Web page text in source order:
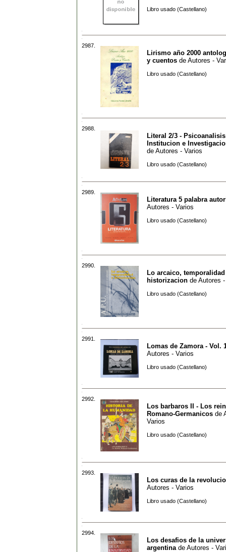
Libro usado (Castellano)
2987.
Lirismo año 2000
y cuentos de Autores -
Libro usado (Castellano)
2988.
Literal 2/3 -
Institucion e
de Autores - Varios
Libro usado (Castellano)
2989.
Literatura 5 palabra
Autores - Varios
Libro usado (Castellano)
2990.
Lo arcaico, temporalidad
historizacion de Autores
Libro usado (Castellano)
2991.
Lomas de Zamora - Vol.
Autores - Varios
Libro usado (Castellano)
2992.
Los barbaros II - Los
Romano-Germanicos de
Varios
Libro usado (Castellano)
2993.
Los curas de la
Autores - Varios
Libro usado (Castellano)
2994.
Los desafios de la
argentina de Autores -